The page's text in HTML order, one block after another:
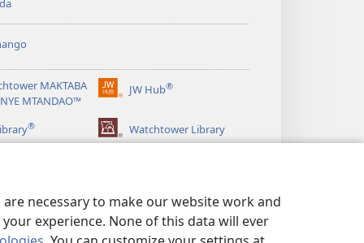
necessary to make our website work and
experience. None of this data will ever
MAKTABA
MTANDAO™
JW Hub®
(opens
window)
® Watchtower Library